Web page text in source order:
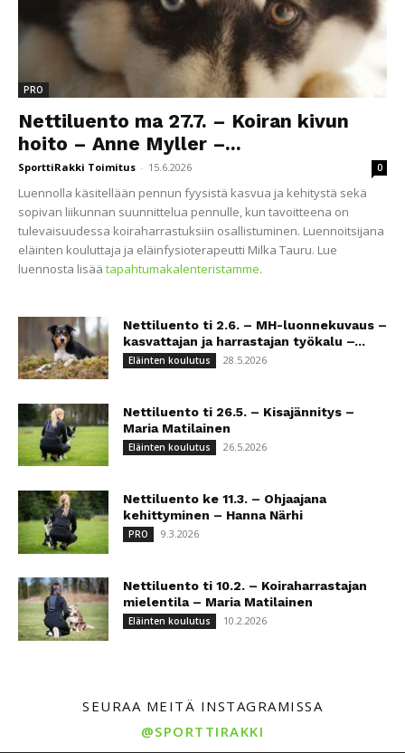
PRO
Nettiluento ma 27.7. – Koiran kivun
hoito – Anne Myller –...
SporttiRakki Toimitus - 15.6.2026 0
Luennolla käsitellään pennun fyysistä kasvua ja kehitystä sekä
sopivan liikunnan suunnittelua pennulle, kun tavoitteena on
tulevaisuudessa koiraharrastuksiin osallistuminen. Luennoitsijana
eläinten kouluttaja ja eläinfysioterapeutti Milka Tauru. Lue
luennosta lisää tapahtumakalenteristamme.
Nettiluento ti 2.6. – MH-luonnekuvaus –
kasvattajan ja harrastajan työkalu –...
Eläinten koulutus 28.5.2026
Nettiluento ti 26.5. – Kisajännitys –
Maria Matilainen
Eläinten koulutus 26.5.2026
Nettiluento ke 11.3. – Ohjaajana
kehittyminen – Hanna Närhi
PRO 9.3.2026
Nettiluento ti 10.2. – Koiraharrastajan
mielentila – Maria Matilainen
Eläinten koulutus 10.2.2026
SEURAA MEITÄ INSTAGRAMISSA
@SPORTTIRAKKI